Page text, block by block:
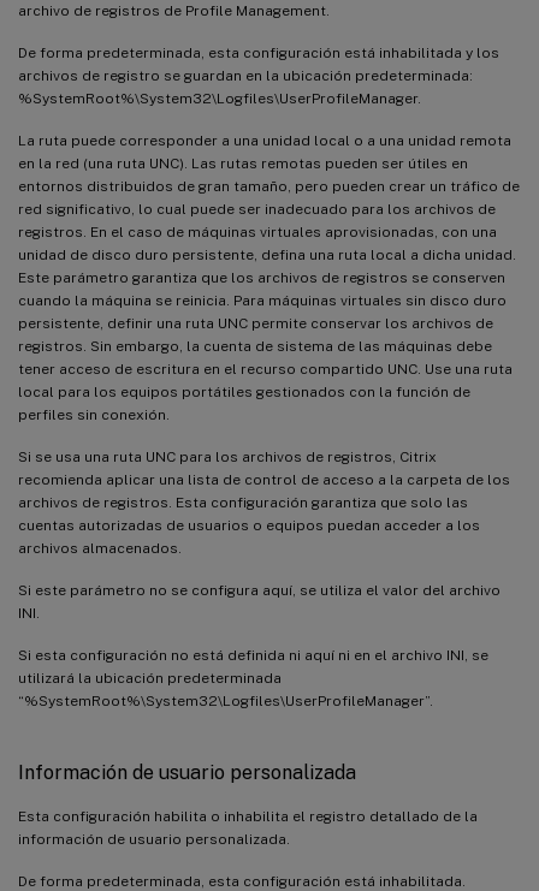
archivo de registros de Profile Management.
De forma predeterminada, esta configuración está inhabilitada y los
archivos de registro se guardan en la ubicación predeterminada:
%SystemRoot%\System32\Logfiles\UserProfileManager.
La ruta puede corresponder a una unidad local o a una unidad remota
en la red (una ruta UNC). Las rutas remotas pueden ser útiles en
entornos distribuidos de gran tamaño, pero pueden crear un tráfico de
red significativo, lo cual puede ser inadecuado para los archivos de
registros. En el caso de máquinas virtuales aprovisionadas, con una
unidad de disco duro persistente, defina una ruta local a dicha unidad.
Este parámetro garantiza que los archivos de registros se conserven
cuando la máquina se reinicia. Para máquinas virtuales sin disco duro
persistente, definir una ruta UNC permite conservar los archivos de
registros. Sin embargo, la cuenta de sistema de las máquinas debe
tener acceso de escritura en el recurso compartido UNC. Use una ruta
local para los equipos portátiles gestionados con la función de
perfiles sin conexión.
Si se usa una ruta UNC para los archivos de registros, Citrix
recomienda aplicar una lista de control de acceso a la carpeta de los
archivos de registros. Esta configuración garantiza que solo las
cuentas autorizadas de usuarios o equipos puedan acceder a los
archivos almacenados.
Si este parámetro no se configura aquí, se utiliza el valor del archivo
INI.
Si esta configuración no está definida ni aquí ni en el archivo INI, se
utilizará la ubicación predeterminada
“%SystemRoot%\System32\Logfiles\UserProfileManager”.
Información de usuario personalizada
Esta configuración habilita o inhabilita el registro detallado de la
información de usuario personalizada.
De forma predeterminada, esta configuración está inhabilitada.